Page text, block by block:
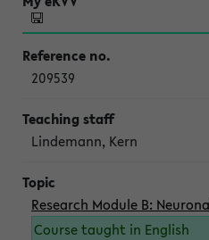
209539
Lindemann, Kern
Research Module B:
Course taught in English